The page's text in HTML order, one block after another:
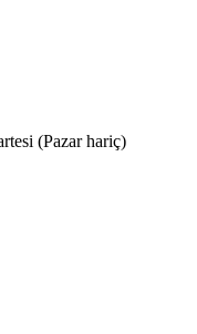
(Pazar hariç)